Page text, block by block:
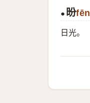
● 昐fēn
日光。